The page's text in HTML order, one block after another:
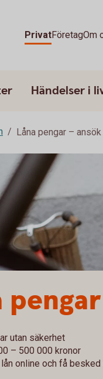
PrivatFöretagOm
Händelser i
Låna pengar –
pengar
utan säkerhet
– 500 000 kronor
online och få besked